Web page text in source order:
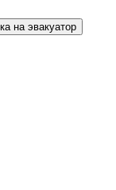
заявка на эвакуатор